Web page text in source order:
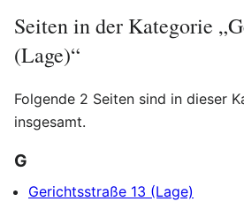
Seiten in der Kategorie
(Lage)“
Folgende 2 Seiten sind in dieser
insgesamt.
G
Gerichtsstraße 13 (Lage)